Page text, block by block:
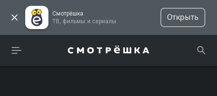
Смотрёшка
ТВ, фильмы и сериалы
Открыть